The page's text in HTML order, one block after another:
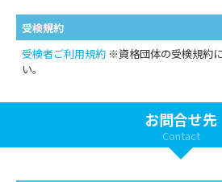
受検規約
受検者ご利用規約※資格団体の受検規約
い。
お問合せ先
Contact